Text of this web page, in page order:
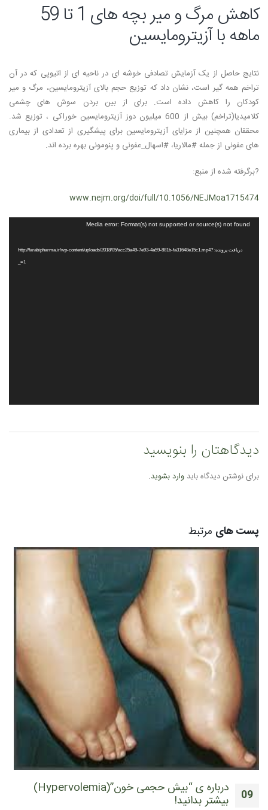
کاهش مرگ و میر بچه های 1 تا 59
ماهه با آزیترومایسین
نتایج حاصل از یک آزمایش تصادفی خوشه ای در ناحیه ای از اتیوپی که در آن
تراخم همه گیر است، نشان داد که توزیع حجم بالای آزیترومایسین، مرگ و میر
کودکان را کاهش داده است. برای از بین بردن سوش های چشمی
کلامیدیا(تراخم) بیش از 600 میلیون دوز آزیترومایسین خوراکی ، توزیع شد.
محققان همچنین از مزایای آزیترومایسین برای پیشگیری از تعدادی از بیماری
های عفونی از جمله #مالاریا، #اسهال_عفونی و پنومونی بهره برده اند.
?برگرفته شده از منبع:
www.nejm.org/doi/full/10.1056/NEJMoa1715474
نمایشگر
Media error: Format(s) not supported or source(s) not found
دریافت پرونده: http://farabipharma.ir/wp-content/uploads/2018/05/acc25a49-7e93-4a59-881b-fa31648e15c1.mp4?
_=1
دیدگاهتان را بنویسید
برای نوشتن دیدگاه باید وارد بشوید.
پست های مرتبط
09 درباره ی “بیش حجمی خون”(Hypervolemia)
بیشتر بدانید!